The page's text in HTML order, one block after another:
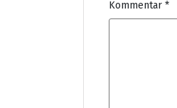
Kommentar *